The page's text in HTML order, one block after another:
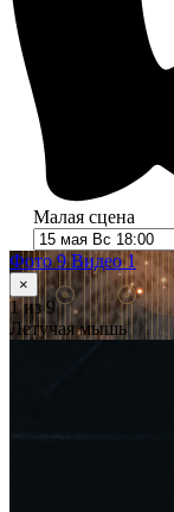
Малая сцена
Фото 9Видео 1
×
1из 9
Летучая мышь